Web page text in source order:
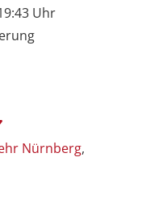
Uhr
Nürnberg,